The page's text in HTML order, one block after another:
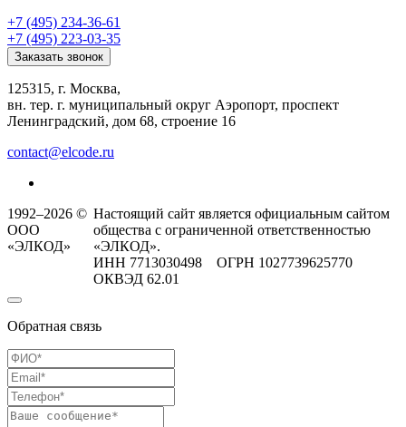
+7 (495) 234-36-61
+7 (495) 223-03-35
Заказать звонок
125315, г. Москва,
вн. тер. г. муниципальный округ Аэропорт, проспект
Ленинградский, дом 68, строение 16
contact@elcode.ru
1992–2026 ©
ООО
«ЭЛКОД»
Настоящий сайт является официальным сайтом
общества с ограниченной ответственностью
«ЭЛКОД».
ИНН 7713030498 ОГРН 1027739625770
ОКВЭД 62.01
Обратная связь